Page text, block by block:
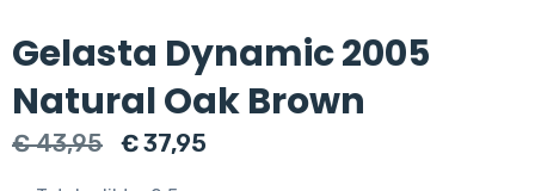
Gelasta Dynamic 2005
Natural Oak Brown
€43,95
Oorspronkelijke
€37,95